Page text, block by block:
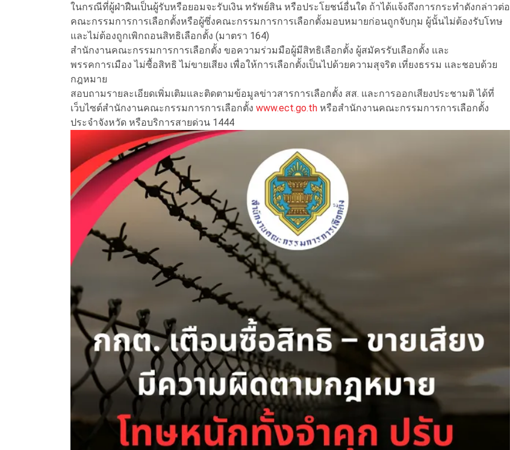
ในกรณีที่ผู้ฝ่าฝืนเป็นผู้รับหรือยอมจะรับเงิน ทรัพย์สิน หรือประโยชน์อื่นใด ถ้าได้แจ้งถึงการกระทำดังกล่าวต่อ
คณะกรรมการการเลือกตั้งหรือผู้ซึ่งคณะกรรมการการเลือกตั้งมอบหมายก่อนถูกจับกุม ผู้นั้นไม่ต้องรับโทษ
และไม่ต้องถูกเพิกถอนสิทธิเลือกตั้ง (มาตรา 164)
สำนักงานคณะกรรมการการเลือกตั้ง ขอความร่วมมือผู้มีสิทธิเลือกตั้ง ผู้สมัครรับเลือกตั้ง และ
พรรคการเมือง ไม่ซื้อสิทธิ ไม่ขายเสียง เพื่อให้การเลือกตั้งเป็นไปด้วยความสุจริต เที่ยงธรรม และชอบด้วย
กฎหมาย
สอบถามรายละเอียดเพิ่มเติมและติดตามข้อมูลข่าวสารการเลือกตั้ง สส. และการออกเสียงประชามติ ได้ที่
เว็บไซต์สำนักงานคณะกรรมการการเลือกตั้ง www.ect.go.th หรือสำนักงานคณะกรรมการการเลือกตั้ง
ประจำจังหวัด หรือบริการสายด่วน 1444